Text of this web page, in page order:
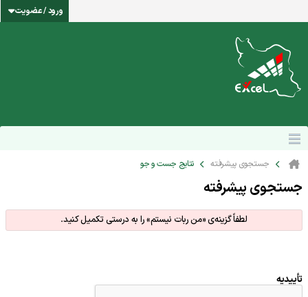
ورود / عضویت
جستجوی پیشرفته نتایج جست و جو
جستجوی پیشرفته
لطفاً گزینه‌ی «من ربات نیستم» را به درستی تکمیل کنید.
تأییدیه